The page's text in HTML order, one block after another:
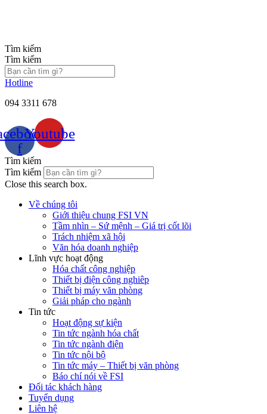
Tìm kiếm
Tìm kiếm
Hotline
094 3311 678
f
Youtube
Tìm kiếm
Tìm kiếm
Close this search box.
Về chúng tôi
Giới thiệu chung FSI VN
Tầm nhìn – Sứ mệnh – Giá trị cốt lõi
Trách nhiệm xã hội
Văn hóa doanh nghiệp
Lĩnh vực hoạt động
Hóa chất công nghiệp
Thiết bị điện công nghiêp
Thiết bị máy văn phòng
Giải pháp cho ngành
Tin tức
Hoạt động sự kiện
Tin tức ngành hóa chất
Tin tức ngành điện
Tin tức nội bộ
Tin tức máy – Thiết bị văn phòng
Báo chí nói về FSI
Đối tác khách hàng
Tuyển dụng
Liên hệ